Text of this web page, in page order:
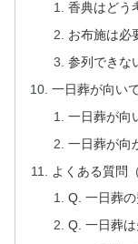
香典はどう
お布施は必
参列できな
一日葬が向い
一日葬が向
一日葬が向
よくある質問
Q. 一日葬
Q. 一日葬